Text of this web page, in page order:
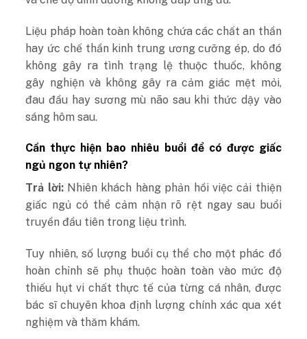
Liệu pháp hoàn toàn không chứa các chất an thần
hay ức chế thần kinh trung ương cưỡng ép, do đó
không gây ra tình trạng lệ thuộc thuốc, không
gây nghiện và không gây ra cảm giác mệt mỏi,
đau đầu hay sương mù não sau khi thức dậy vào
sáng hôm sau.
Cần thực hiện bao nhiêu buổi để có được giấc
ngủ ngon tự nhiên?
Trả lời:Nhiên khách hàng phản hồi việc cải thiện
giấc ngủ có thể cảm nhận rõ rệt ngay sau buổi
truyền đầu tiên trong liệu trình.
Tuy nhiên, số lượng buổi cụ thể cho một phác đồ
hoàn chỉnh sẽ phụ thuộc hoàn toàn vào mức độ
thiếu hụt vi chất thực tế của từng cá nhân, được
bác sĩ chuyên khoa định lượng chính xác qua xét
nghiệm và thăm khám.